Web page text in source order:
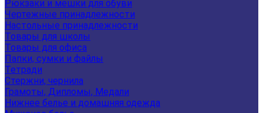
Рюкзаки и мешки для обуви
Чертежные принадлежности
Настольные принадлежности
Товары для школы
Товары для офиса
Папки, сумки и файлы
Тетради
Стержни, чернила
Грамоты, Дипломы, Медали
Нижнее белье и домашняя одежда